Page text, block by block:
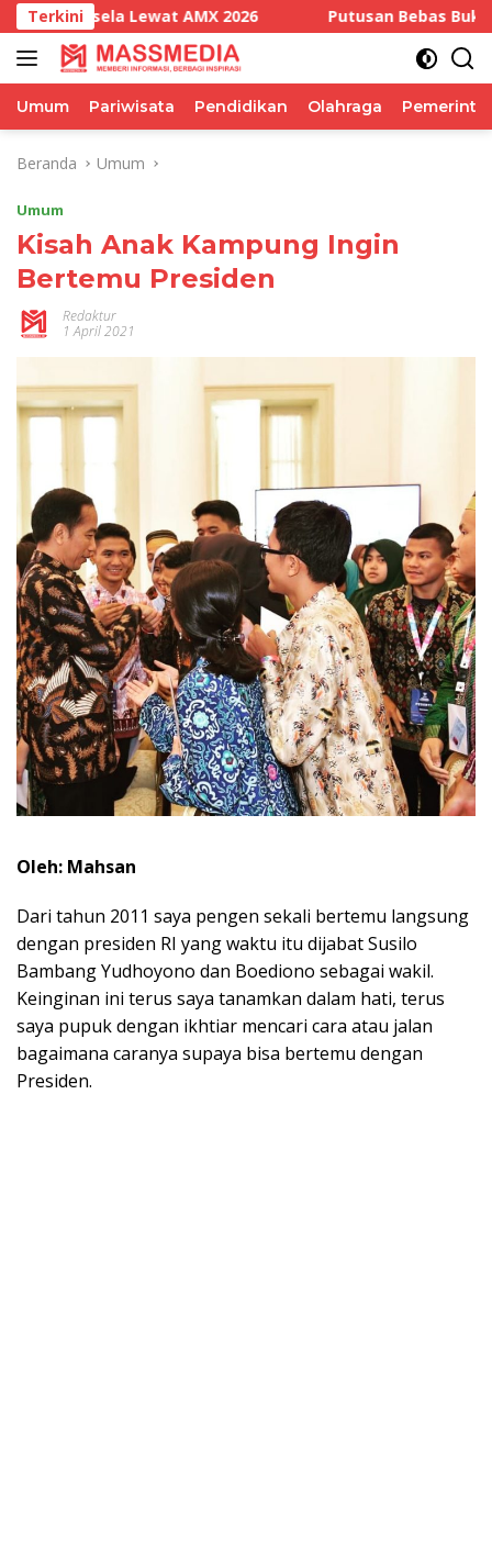
Langsung
ke
konten
Terkini
AMX 2026 Putusan Bebas Bukan Kekalahan
Umum Pariwisata Pendidikan Olahraga
Beranda Umum
Umum
Kisah Anak Kampung Ingin
Bertemu Presiden
Redaktur
1 April 2021
Oleh: Mahsan
Dari tahun 2011 saya pengen sekali bertemu langsung
dengan presiden RI yang waktu itu dijabat Susilo
Bambang Yudhoyono dan Boediono sebagai wakil.
Keinginan ini terus saya tanamkan dalam hati, terus
saya pupuk dengan ikhtiar mencari cara atau jalan
bagaimana caranya supaya bisa bertemu dengan
Presiden.